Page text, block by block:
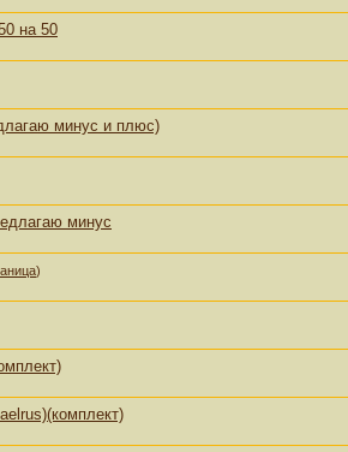
на 50
минус и плюс)
минус
)